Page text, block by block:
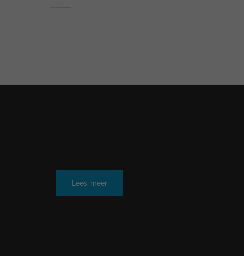
Lees meer